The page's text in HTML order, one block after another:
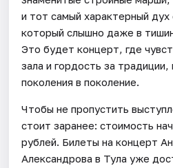
и тот самый характерный
который слышно даже в
Это будет концерт, где
зала и гордость за
поколения в поколение.
Чтобы не пропустить
стоит заранее: стоимость
рублей. Билеты на концерт
Александрова в Тула уже